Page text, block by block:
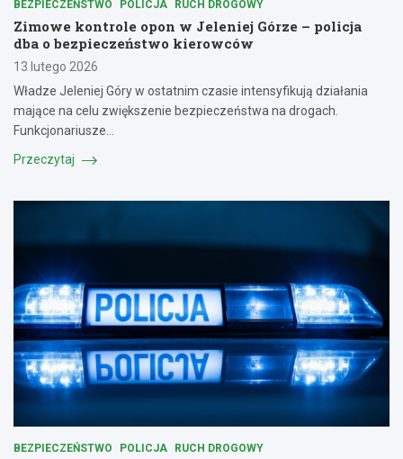
BEZPIECZEŃSTWO POLICJA RUCH DROGOWY
Zimowe kontrole opon w Jeleniej Górze – policja
dba o bezpieczeństwo kierowców
13 lutego 2026
Władze Jeleniej Góry w ostatnim czasie intensyfikują działania
mające na celu zwiększenie bezpieczeństwa na drogach.
Funkcjonariusze…
Przeczytaj
BEZPIECZEŃSTWO POLICJA RUCH DROGOWY